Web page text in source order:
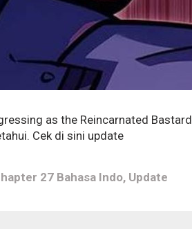
as the Reincarnated Bastard
Cek di sini update
27 Bahasa Indo, Update